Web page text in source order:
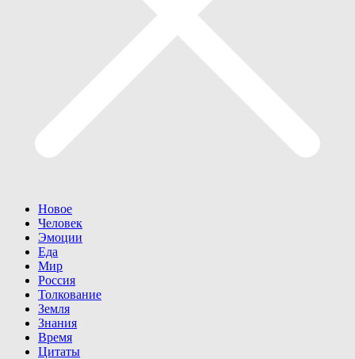
Новое
Человек
Эмоции
Еда
Мир
Россия
Толкование
Земля
Знания
Время
Цитаты